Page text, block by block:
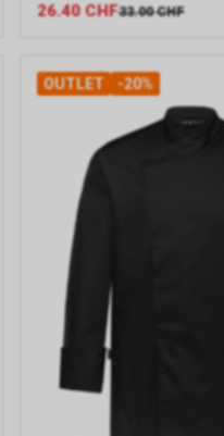
26.40 CHF33.00 CHF
OUTLET -20%